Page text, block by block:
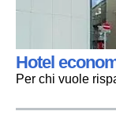
Hotel
Per chi vuole